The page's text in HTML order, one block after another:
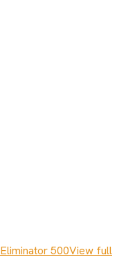
Eliminator 500View full